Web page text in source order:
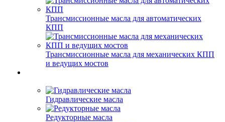
Трансмиссионные масла для автоматических
КПП
Трансмиссионные масла для механических КПП
и ведущих мостов
Гидравлические масла
Редукторные масла